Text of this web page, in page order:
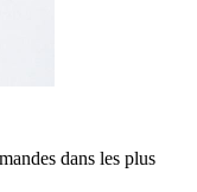
dans les plus